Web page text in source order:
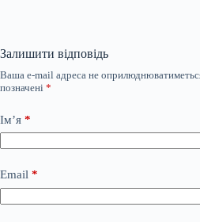
Залишити відповідь
Ваша e-mail адреса не
позначені *
Ім’я *
Email *